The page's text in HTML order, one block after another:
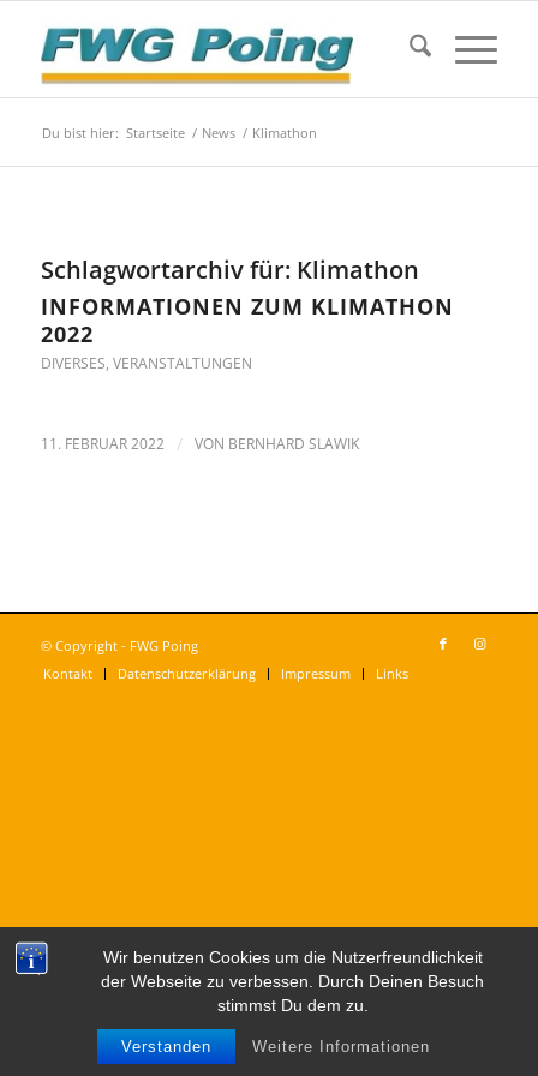
Wir benutzen Cookies um die Nutzerfreundlichkeit
der Webseite zu verbessen. Durch Deinen Besuch
stimmst Du dem zu.
Verstanden Weitere Informationen
Du bist hier: Startseite / News / Klimathon
Schlagwortarchiv für: Klimathon
INFORMATIONEN ZUM KLIMATHON
2022
DIVERSES, VERANSTALTUNGEN
11. FEBRUAR 2022 / VON BERNHARD SLAWIK
© Copyright - FWG Poing
Kontakt
Datenschutzerklärung Impressum Links